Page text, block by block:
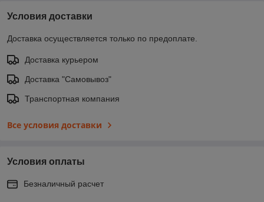
Условия доставки
Доставка осуществляется только по предоплате.
Доставка курьером
Доставка "Самовывоз"
Транспортная компания
Все условия доставки
Условия оплаты
Безналичный расчет